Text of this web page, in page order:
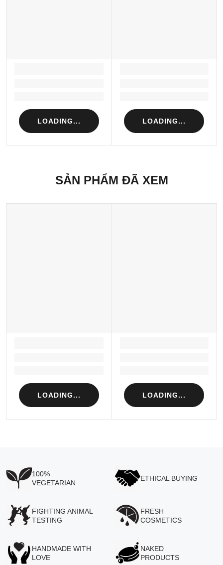
LOADING... LOADING...
SẢN PHẨM ĐÃ XEM
LOADING... LOADING...
100%
VEGETARIAN
ETHICAL BUYING
FIGHTING ANIMAL
TESTING
FRESH
COSMETICS
HANDMADE WITH
LOVE
NAKED
PRODUCTS